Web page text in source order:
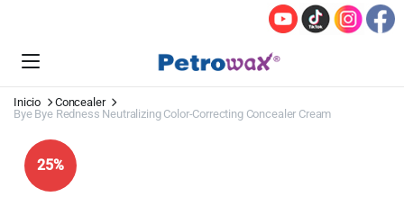
Inicio
Concealer
Bye Bye Redness Neutralizing Color-Correcting Concealer Cream
25%